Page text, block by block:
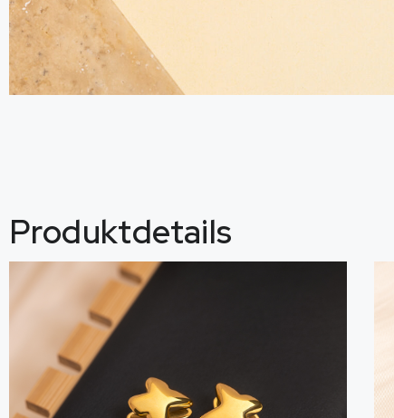
Produktdetails